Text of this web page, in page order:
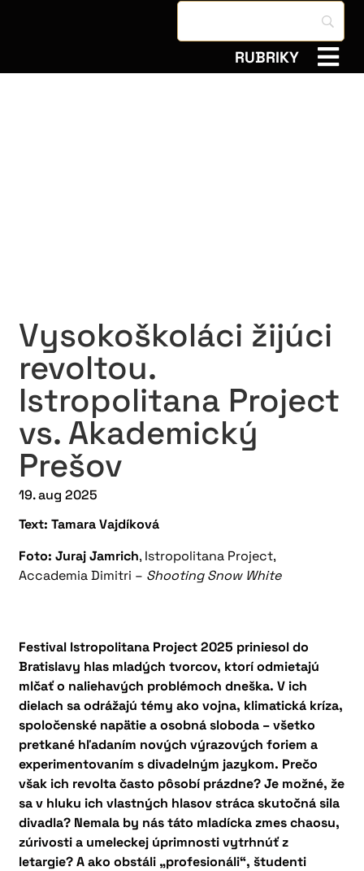
RUBRIKY
Vysokoškoláci žijúci
revoltou.
Istropolitana Project
vs. Akademický
Prešov
19. aug 2025
Text: Tamara Vajdíková
Foto: Juraj Jamrich, Istropolitana Project,
Accademia Dimitri – Shooting Snow White
Festival Istropolitana Project 2025 priniesol do
Bratislavy hlas mladých tvorcov, ktorí odmietajú
mlčať o naliehavých problémoch dneška. V ich
dielach sa odrážajú témy ako vojna, klimatická kríza,
spoločenské napätie a osobná sloboda – všetko
pretkané hľadaním nových výrazových foriem a
experimentovaním s divadelným jazykom. Prečo
však ich revolta často pôsobí prázdne? Je možné, že
sa v hluku ich vlastných hlasov stráca skutočná sila
divadla? Nemala by nás táto mladícka zmes chaosu,
zúrivosti a umeleckej úprimnosti vytrhnúť z
letargie? A ako obstáli „profesionáli“, študenti